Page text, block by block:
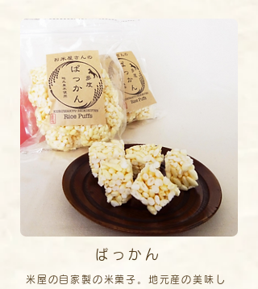
ぱっかん
米屋の自家製の米菓子。地元産の美味し